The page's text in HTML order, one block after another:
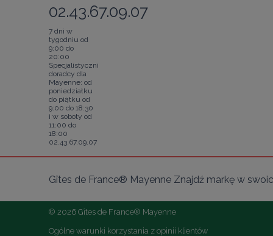
02.43.67.09.07
7 dni w
tygodniu od
9:00 do
20:00
Specjalistyczni
doradcy dla
Mayenne: od
poniedziałku
do piątku od
9:00 do 18:30
i w soboty od
11:00 do
18:00
02.43.67.09.07
Gîtes de France® Mayenne Znajdź markę w
© 2026 Gîtes de France® Mayenne
Ogólne warunki korzystania z opinii klientów